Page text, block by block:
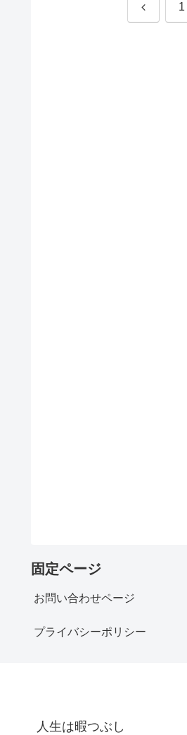
1
固定ページ
お問い合わせページ
プライバシーポリシー
人生は暇つぶし